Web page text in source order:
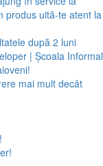
produs uită-te atent la
după 2 luni
| Școala
mai mult decât